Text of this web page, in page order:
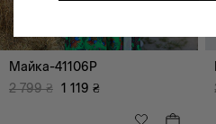
ANDRE TAN x Марія
Примаченко
Майка-41106P
2 799 ₴ 1 119 ₴